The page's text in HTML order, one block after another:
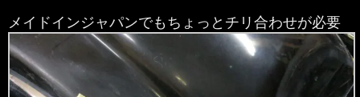
メイドインジャパンでもちょっとチリ合わせが必要